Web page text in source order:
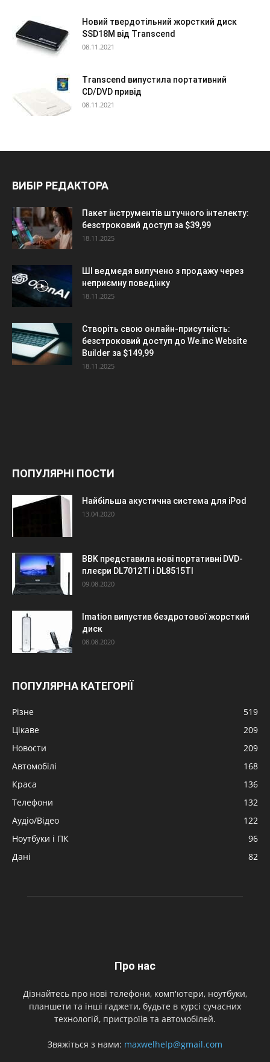
Новий твердотільний жорсткий диск
SSD18M від Transcend
08.11.2021
Transcend випустила портативний
CD/DVD привід
08.11.2021
ВИБІР РЕДАКТОРА
Пакет інструментів штучного інтелекту:
безстроковий доступ за $39,99
18.11.2025
ШІ ведмедя вилучено з продажу через
неприємну поведінку
18.11.2025
Створіть свою онлайн-присутність:
безстроковий доступ до We.inc Website
Builder за $149,99
18.11.2025
ПОПУЛЯРНІ ПОСТИ
Найбільша акустична система для iPod
13.04.2020
BBK представила нові портативні DVD-
плеєри DL7012TI і DL8515TI
09.08.2020
Imation випустив бездротової жорсткий
диск
08.08.2020
ПОПУЛЯРНА КАТЕГОРІЇ
Різне
519
Цікаве
209
Новости
209
Автомобілі
168
Краса
136
Телефони
132
Аудіо/Відео
122
Ноутбуки і ПК
96
Дані
82
Про нас
Дізнайтесь про нові телефони, комп'ютери, ноутбуки,
планшети та інші гаджети, будьте в курсі сучасних
технологій, пристроїів та автомобілей.
Звяжіться з нами: maxwelhelp@gmail.com